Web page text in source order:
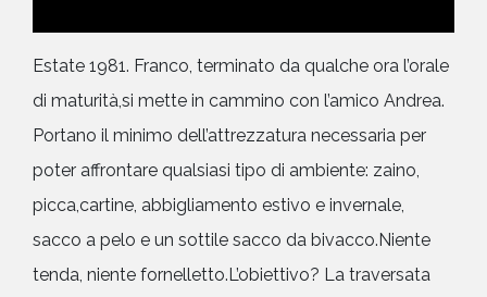
Estate 1981. Franco, terminato da qualche ora l’orale
di maturità,si mette in cammino con l’amico Andrea.
Portano il minimo dell’attrezzatura necessaria per
poter affrontare qualsiasi tipo di ambiente: zaino,
picca,cartine, abbigliamento estivo e invernale,
sacco a pelo e un sottile sacco da bivacco.Niente
tenda, niente fornelletto.L’obiettivo? La traversata